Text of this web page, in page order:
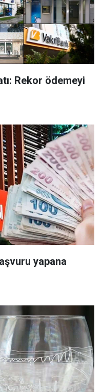
Rekor ödemeyi
yapana